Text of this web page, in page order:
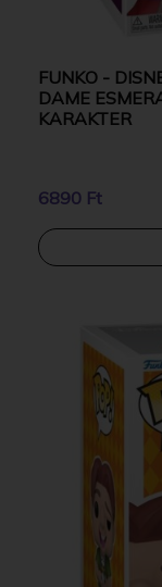
FUNKO -
DAME
KARAKTER
6890 Ft